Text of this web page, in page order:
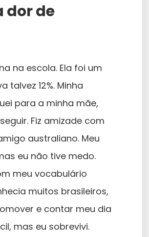
dor de
na escola. Ela foi um
talvez 12%. Minha
para a minha mãe,
Fiz amizade com
australiano. Meu
eu não tive medo.
meu vocabulário
muitos brasileiros,
e contar meu dia
mas eu sobrevivi.